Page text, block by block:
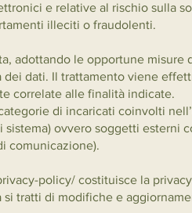
e relative al rischio sulla
illeciti o fraudolenti.
adottando le opportune misure
dati. Il trattamento viene
correlate alle finalità indicate.
di incaricati coinvolti
ovvero soggetti esterni
comunicazione).
policy/ costituisce la
tratti di modifiche e